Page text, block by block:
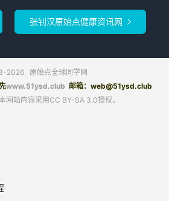
张钊汉原始点健康资讯网 
2026 原始点全球同学网
www.51ysd.club 邮箱：web@51ysd.club
网站内容采用CC BY-SA 3.0授权。